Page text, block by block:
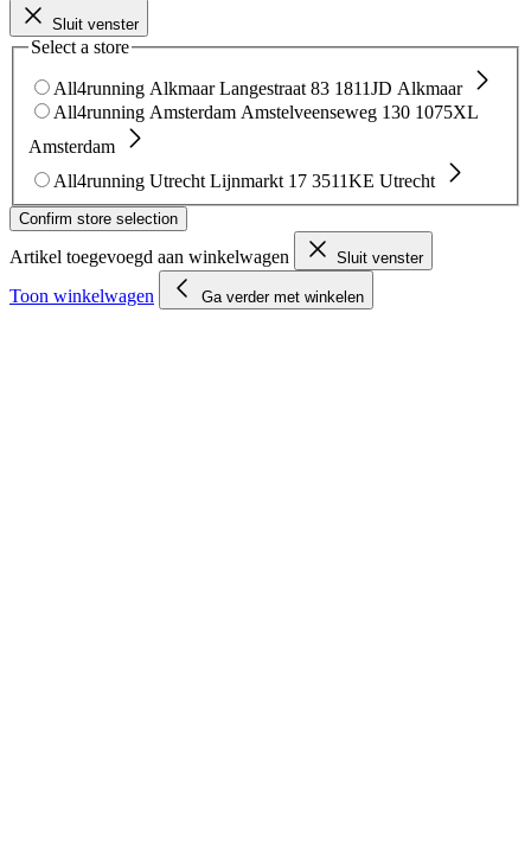
Sluit venster
Select a store
All4running Alkmaar Langestraat 83 1811JD Alkmaar
All4running Amsterdam Amstelveenseweg 130 1075XL
Amsterdam
All4running Utrecht Lijnmarkt 17 3511KE Utrecht
Confirm store selection
Artikel toegevoegd aan winkelwagen Sluit venster
Toon winkelwagen Ga verder met winkelen